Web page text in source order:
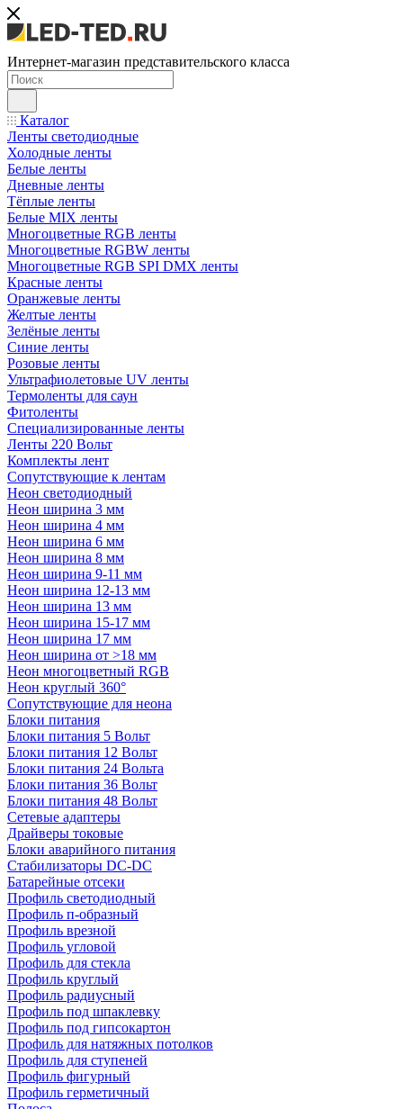
Интернет-магазин представительского класса
Каталог
Ленты светодиодные
Холодные ленты
Белые ленты
Дневные ленты
Тёплые ленты
Белые MIX ленты
Многоцветные RGB ленты
Многоцветные RGBW ленты
Многоцветные RGB SPI DMX ленты
Красные ленты
Оранжевые ленты
Желтые ленты
Зелёные ленты
Синие ленты
Розовые ленты
Ультрафиолетовые UV ленты
Термоленты для саун
Фитоленты
Специализированные ленты
Ленты 220 Вольт
Комплекты лент
Сопутствующие к лентам
Неон светодиодный
Неон ширина 3 мм
Неон ширина 4 мм
Неон ширина 6 мм
Неон ширина 8 мм
Неон ширина 9-11 мм
Неон ширина 12-13 мм
Неон ширина 13 мм
Неон ширина 15-17 мм
Неон ширина 17 мм
Неон ширина от >18 мм
Неон многоцветный RGB
Неон круглый 360°
Сопутствующие для неона
Блоки питания
Блоки питания 5 Вольт
Блоки питания 12 Вольт
Блоки питания 24 Вольта
Блоки питания 36 Вольт
Блоки питания 48 Вольт
Сетевые адаптеры
Драйверы токовые
Блоки аварийного питания
Стабилизаторы DC-DC
Батарейные отсеки
Профиль светодиодный
Профиль п-образный
Профиль врезной
Профиль угловой
Профиль для стекла
Профиль круглый
Профиль радиусный
Профиль под шпаклевку
Профиль под гипсокартон
Профиль для натяжных потолков
Профиль для ступеней
Профиль фигурный
Профиль герметичный